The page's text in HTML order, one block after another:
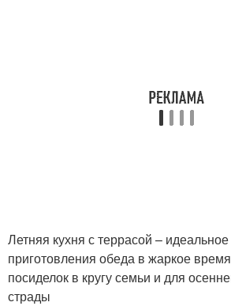
Летняя кухня с террасой –
приготовления обеда в жаркое
посиделок в кругу семьи и для
страды